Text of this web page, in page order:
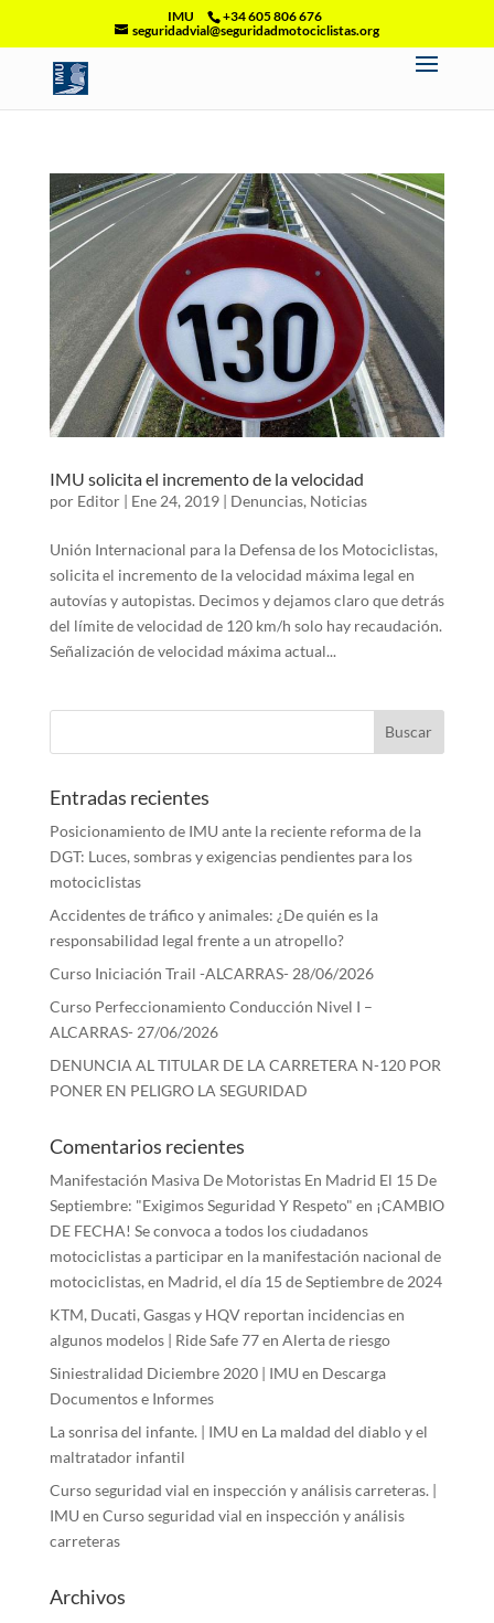
IMU
+34 605 806 676
seguridadvial@seguridadmotociclistas.org
IMU solicita el incremento de la velocidad
por Editor| Ene 24, 2019| Denuncias, Noticias
Unión Internacional para la Defensa de los Motociclistas,
solicita el incremento de la velocidad máxima legal en
autovías y autopistas. Decimos y dejamos claro que detrás
del límite de velocidad de 120 km/h solo hay recaudación.
Señalización de velocidad máxima actual...
Entradas recientes
Posicionamiento de IMU ante la reciente reforma de la
DGT: Luces, sombras y exigencias pendientes para los
motociclistas
Accidentes de tráfico y animales: ¿De quién es la
responsabilidad legal frente a un atropello?
Curso Iniciación Trail -ALCARRAS- 28/06/2026
Curso Perfeccionamiento Conducción Nivel I –
ALCARRAS- 27/06/2026
DENUNCIA AL TITULAR DE LA CARRETERA N-120 POR
PONER EN PELIGRO LA SEGURIDAD
Comentarios recientes
Manifestación Masiva De Motoristas En Madrid El 15 De
Septiembre: "Exigimos Seguridad Y Respeto" en ¡CAMBIO
DE FECHA! Se convoca a todos los ciudadanos
motociclistas a participar en la manifestación nacional de
motociclistas, en Madrid, el día 15 de Septiembre de 2024
KTM, Ducati, Gasgas y HQV reportan incidencias en
algunos modelos | Ride Safe 77en Alerta de riesgo
Siniestralidad Diciembre 2020 | IMU en Descarga
Documentos e Informes
La sonrisa del infante. | IMU en La maldad del diablo y el
maltratador infantil
Curso seguridad vial en inspección y análisis carreteras. |
IMU en Curso seguridad vial en inspección y análisis
carreteras
Archivos